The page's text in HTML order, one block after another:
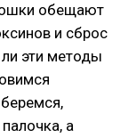
обещают
и сброс
эти методы
а